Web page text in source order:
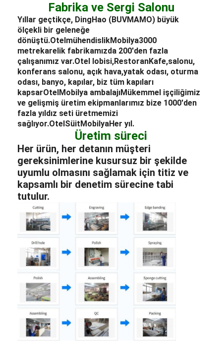
Fabrika ve Sergi Salonu
Yıllar geçtikçe, DingHao (BUVMAMO) büyük
ölçekli bir geleneğe
dönüştü.OtelmühendislikMobilya3000
metrekarelik fabrikamızda 200'den fazla
çalışanımız var.Otel lobisi,RestoranKafe,salonu,
konferans salonu, açık hava,yatak odası, oturma
odası, banyo, kapılar, biz tüm kapıları
kapsarOtelMobilya ambalajıMükemmel işçiliğimiz
ve gelişmiş üretim ekipmanlarımız bize 1000'den
fazla yıldız seti üretmemizi
sağlıyor.OtelSüitMobilyaHer yıl.
Üretim süreci
Her ürün, her detanın müşteri
gereksinimlerine kusursuz bir şekilde
uyumlu olmasını sağlamak için titiz ve
kapsamlı bir denetim sürecine tabi
tutulur.